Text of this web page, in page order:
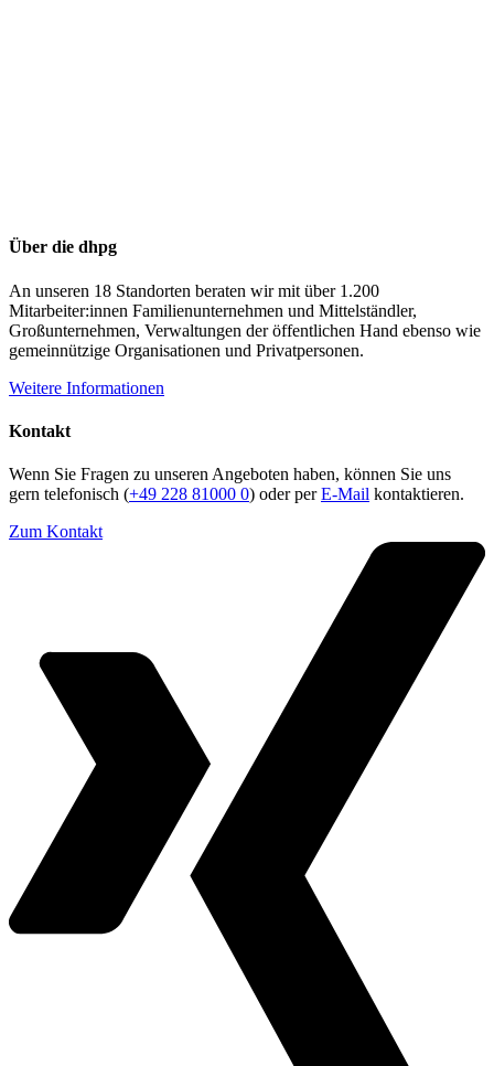
Über die dhpg
An unseren 18 Standorten beraten wir mit über 1.200
Mitarbeiter:innen Familienunternehmen und Mittelständler,
Großunternehmen, Verwaltungen der öffentlichen Hand ebenso wie
gemeinnützige Organisationen und Privatpersonen.
Weitere Informationen
Kontakt
Wenn Sie Fragen zu unseren Angeboten haben, können Sie uns
gern telefonisch (+49 228 81000 0) oder perE-Mail kontaktieren.
Zum Kontakt